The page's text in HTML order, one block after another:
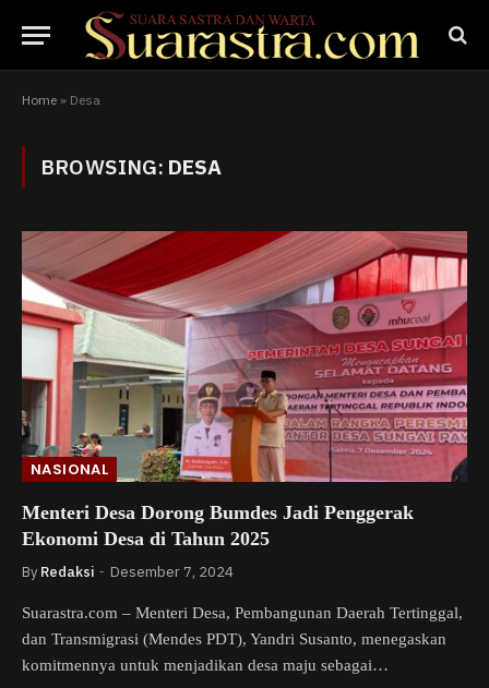
Home » Desa
BROWSING: DESA
NASIONAL
Menteri Desa Dorong Bumdes Jadi Penggerak
Ekonomi Desa di Tahun 2025
By Redaksi Desember 7, 2024
Suarastra.com – Menteri Desa, Pembangunan Daerah Tertinggal,
dan Transmigrasi (Mendes PDT), Yandri Susanto, menegaskan
komitmennya untuk menjadikan desa maju sebagai…